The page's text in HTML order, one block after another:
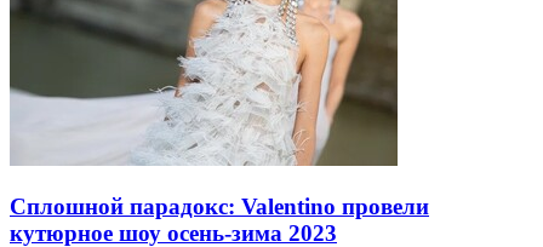
Сплошной парадокс: Valentino провели
кутюрное шоу осень-зима 2023